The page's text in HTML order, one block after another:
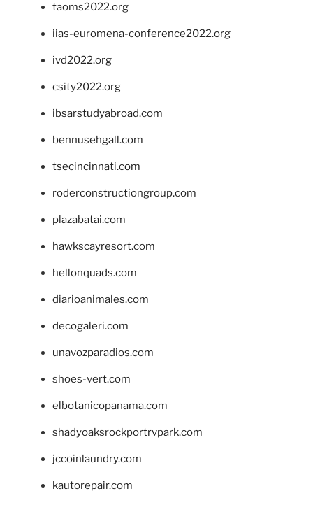
taoms2022.org
iias-euromena-conference2022.org
ivd2022.org
csity2022.org
ibsarstudyabroad.com
bennusehgall.com
tsecincinnati.com
roderconstructiongroup.com
plazabatai.com
hawkscayresort.com
hellonquads.com
diarioanimales.com
decogaleri.com
unavozparadios.com
shoes-vert.com
elbotanicopanama.com
shadyoaksrockportrvpark.com
jccoinlaundry.com
kautorepair.com